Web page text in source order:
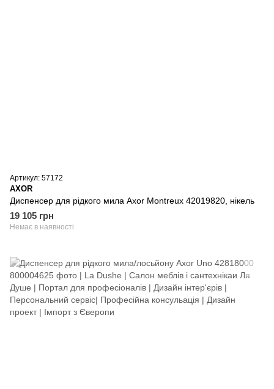
Артикул: 57172
AXOR
Диспенсер для рідкого мила Axor Montreux 42019820, нікель
19 105 грн
Немає в наявності